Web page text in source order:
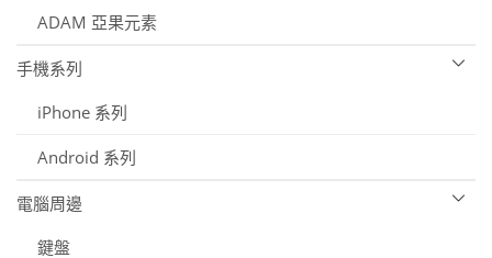
ADAM 亞果元素
手機系列
iPhone 系列
Android 系列
電腦周邊
鍵盤